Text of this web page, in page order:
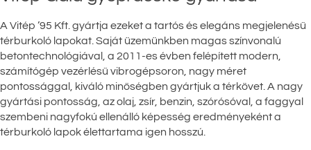
A Vitép ’95 Kft. gyártja ezeket a tartós és elegáns megjelenésű
térburkoló lapokat. Saját üzemünkben magas színvonalú
betontechnológiával, a 2011-es évben felépített modern,
számítógép vezérlésű vibrogépsoron, nagy méret
pontossággal, kiváló minőségben gyártjuk a térkövet. A nagy
gyártási pontosság, az olaj, zsír, benzin, szórósóval, a faggyal
szembeni nagyfokú ellenálló képesség eredményeként a
térburkoló lapok élettartama igen hosszú.